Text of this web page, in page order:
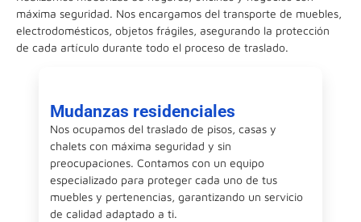
máxima seguridad. Nos encargamos del transporte de muebles,
electrodomésticos, objetos frágiles, asegurando la protección
de cada artículo durante todo el proceso de traslado.
Mudanzas residenciales
Nos ocupamos del traslado de pisos, casas y
chalets con máxima seguridad y sin
preocupaciones. Contamos con un equipo
especializado para proteger cada uno de tus
muebles y pertenencias, garantizando un servicio
de calidad adaptado a ti.